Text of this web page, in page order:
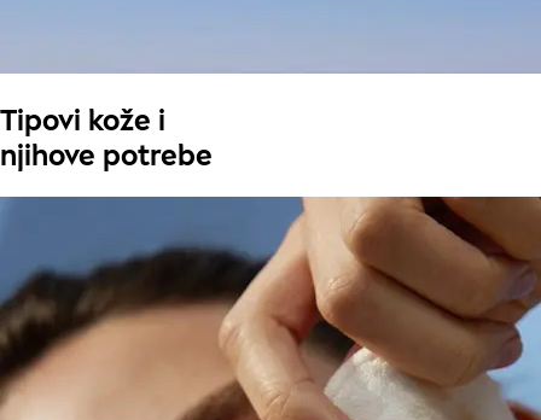
Tipovi kože i
njihove potrebe